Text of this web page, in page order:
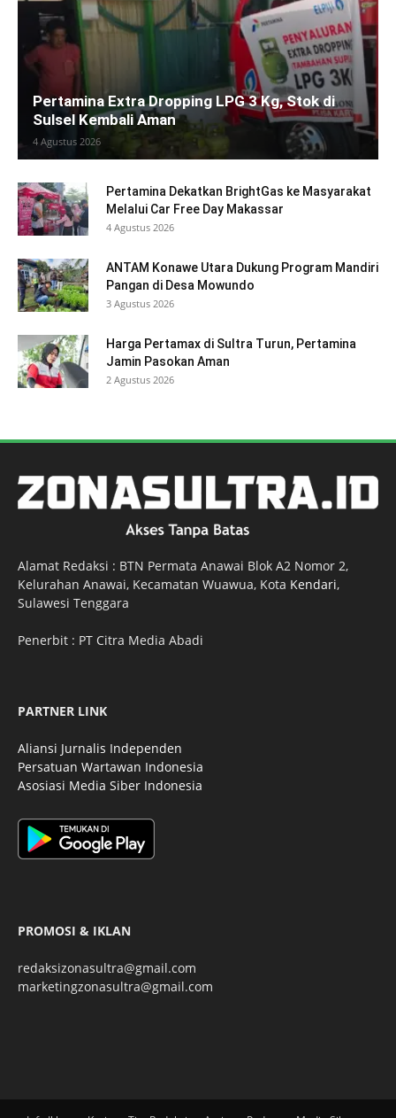
Pertamina Extra Dropping LPG 3 Kg, Stok di
Sulsel Kembali Aman
4 Agustus 2026
Pertamina Dekatkan BrightGas ke Masyarakat
Melalui Car Free Day Makassar
4 Agustus 2026
ANTAM Konawe Utara Dukung Program Mandiri
Pangan di Desa Mowundo
3 Agustus 2026
Harga Pertamax di Sultra Turun, Pertamina
Jamin Pasokan Aman
2 Agustus 2026
Alamat Redaksi : BTN Permata Anawai Blok A2 Nomor 2,
Kelurahan Anawai, Kecamatan Wuawua, Kota Kendari,
Sulawesi Tenggara
Penerbit : PT Citra Media Abadi
PARTNER LINK
Aliansi Jurnalis Independen
Persatuan Wartawan Indonesia
Asosiasi Media Siber Indonesia
PROMOSI & IKLAN
redaksizonasultra@gmail.com
marketingzonasultra@gmail.com